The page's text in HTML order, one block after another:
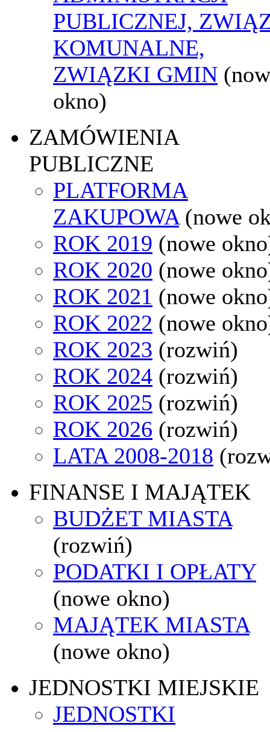
PUBLICZNEJ,
KOMUNALNE,
ZWIĄZKI GMIN
okno)
ZAMÓWIENIA
PUBLICZNE
PLATFORMA
ZAKUPOWA (nowe
ROK 2019 (nowe
ROK 2020 (nowe
ROK 2021 (nowe
ROK 2022 (nowe
ROK 2023 (rozwiń)
ROK 2024 (rozwiń)
ROK 2025 (rozwiń)
ROK 2026 (rozwiń)
LATA 2008-2018
FINANSE I MAJĄTEK
BUDŻET MIASTA
(rozwiń)
PODATKI I OPŁATY
(nowe okno)
MAJĄTEK MIASTA
(nowe okno)
JEDNOSTKI MIEJSKIE
JEDNOSTKI